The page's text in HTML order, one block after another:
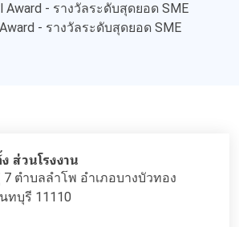
Award - รางวัลระดับสุดยอด SME
- รางวัลระดับสุดยอด SME
ส่วนโรงงาน
ตำบลลำโพ อำเภอบางบัวทอง
ทบุรี 11110